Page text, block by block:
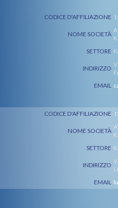
CODICE D'AFFILIAZIONE
NOME SOCIETÀ
SETTORE
INDIRIZZO
EMAIL
CODICE D'AFFILIAZIONE
NOME SOCIETÀ
SETTORE
INDIRIZZO
EMAIL